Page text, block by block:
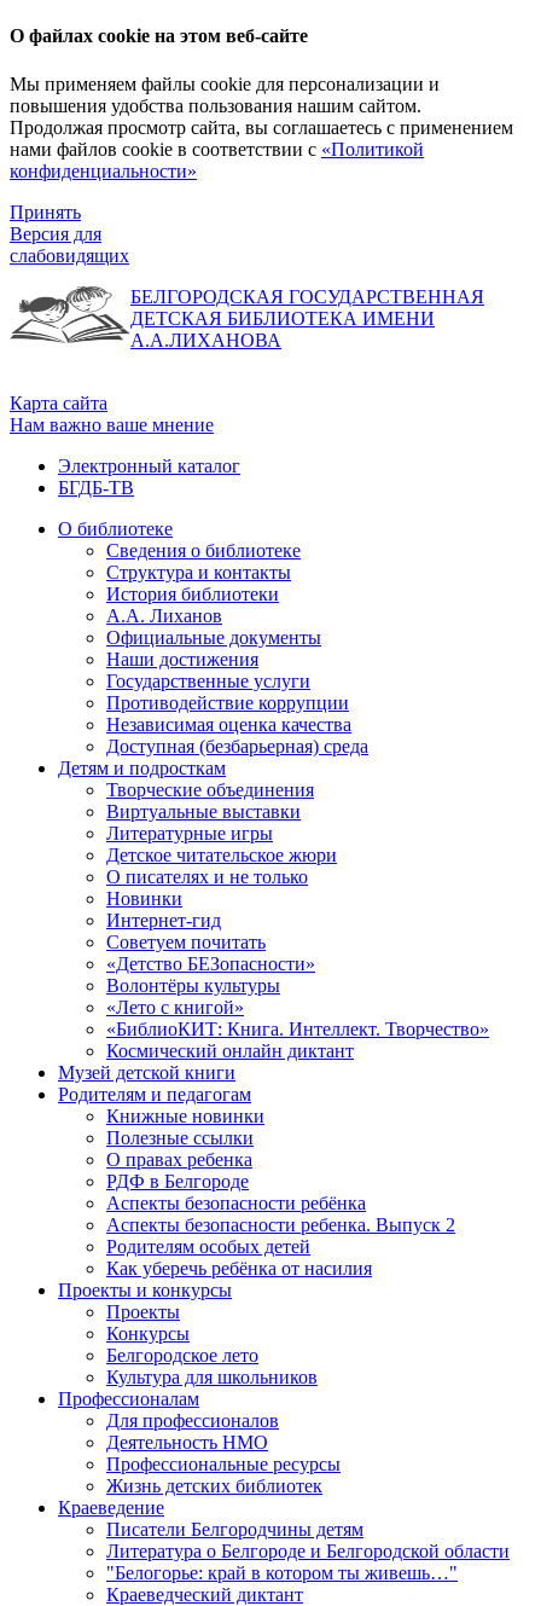
О файлах cookie на этом веб-сайте
Мы применяем файлы cookie для персонализации и
повышения удобства пользования нашим сайтом.
Продолжая просмотр сайта, вы соглашаетесь с применением
нами файлов cookie в соответствии с «Политикой
конфиденциальности»
Принять
Версия для
слабовидящих
БЕЛГОРОДСКАЯ ГОСУДАРСТВЕННАЯ
ДЕТСКАЯ БИБЛИОТЕКА ИМЕНИ
А.А.ЛИХАНОВА
Карта сайта
Нам важно ваше мнение
Электронный каталог
БГДБ-ТВ
О библиотеке
Сведения о библиотеке
Структура и контакты
История библиотеки
А.А. Лиханов
Официальные документы
Наши достижения
Государственные услуги
Противодействие коррупции
Независимая оценка качества
Доступная (безбарьерная) среда
Детям и подросткам
Творческие объединения
Виртуальные выставки
Литературные игры
Детское читательское жюри
О писателях и не только
Новинки
Интернет-гид
Советуем почитать
«Детство БЕЗопасности»
Волонтёры культуры
«Лето с книгой»
«БиблиоКИТ: Книга. Интеллект. Творчество»
Космический онлайн диктант
Музей детской книги
Родителям и педагогам
Книжные новинки
Полезные ссылки
О правах ребенка
РДФ в Белгороде
Аспекты безопасности ребёнка
Аспекты безопасности ребенка. Выпуск 2
Родителям особых детей
Как уберечь ребёнка от насилия
Проекты и конкурсы
Проекты
Конкурсы
Белгородское лето
Культура для школьников
Профессионалам
Для профессионалов
Деятельность НМО
Профессиональные ресурсы
Жизнь детских библиотек
Краеведение
Писатели Белгородчины детям
Литература о Белгороде и Белгородской области
"Белогорье: край в котором ты живешь…"
Краеведческий диктант